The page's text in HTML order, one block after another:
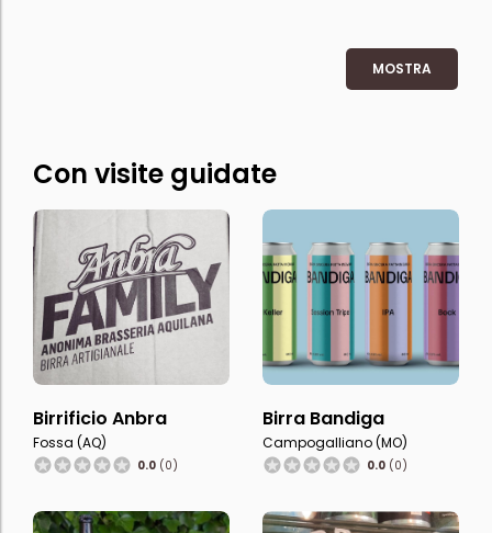
MOSTRA
Con visite guidate
Birrificio Anbra
Fossa (AQ)
0.0 (0)
Birra Bandiga
Campogalliano (MO)
0.0 (0)